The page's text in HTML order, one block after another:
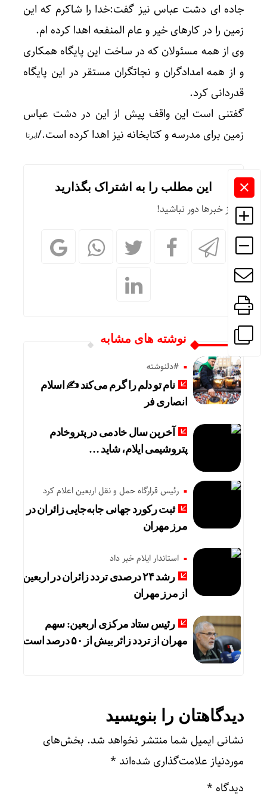
جاده ای دشت عباس نیز گفت:خدا را شاکرم که این
زمین را در کارهای خیر و عام المنفعه اهدا کرده ام.
وی از همه مسئولان که در ساخت این پایگاه همکاری
و از همه امدادگران و نجاتگران مستقر در این پایگاه
قدردانی کرد.
گفتنی است این واقف پیش از این در دشت عباس
زمین برای مدرسه و کتابخانه نیز اهدا کرده است./ ایرنا
این مطلب را به اشتراک بگذارید
از خبرها دور نباشید!
نوشته های مشابه
#دلنوشته
نام تو دلم را گرم می‌کند ✍️ اسلام
انصاری فر
آخرین سال خادمی در پتروخادم
پتروشیمی ایلام، شاید …
رئیس قرارگاه حمل و نقل اربعین اعلام کرد
ثبت رکورد جهانی جابه‌جایی زائران در
مرز مهران
استاندار ایلام خبر داد
رشد ۲۴ درصدی تردد زائران در اربعین
از مرز مهران
رئیس ستاد مرکزی اربعین: سهم
مهران از تردد زائر بیش از ۵۰ درصد است
دیدگاهتان را بنویسید
نشانی ایمیل شما منتشر نخواهد شد. بخش‌های
موردنیاز علامت‌گذاری شده‌اند *
دیدگاه *